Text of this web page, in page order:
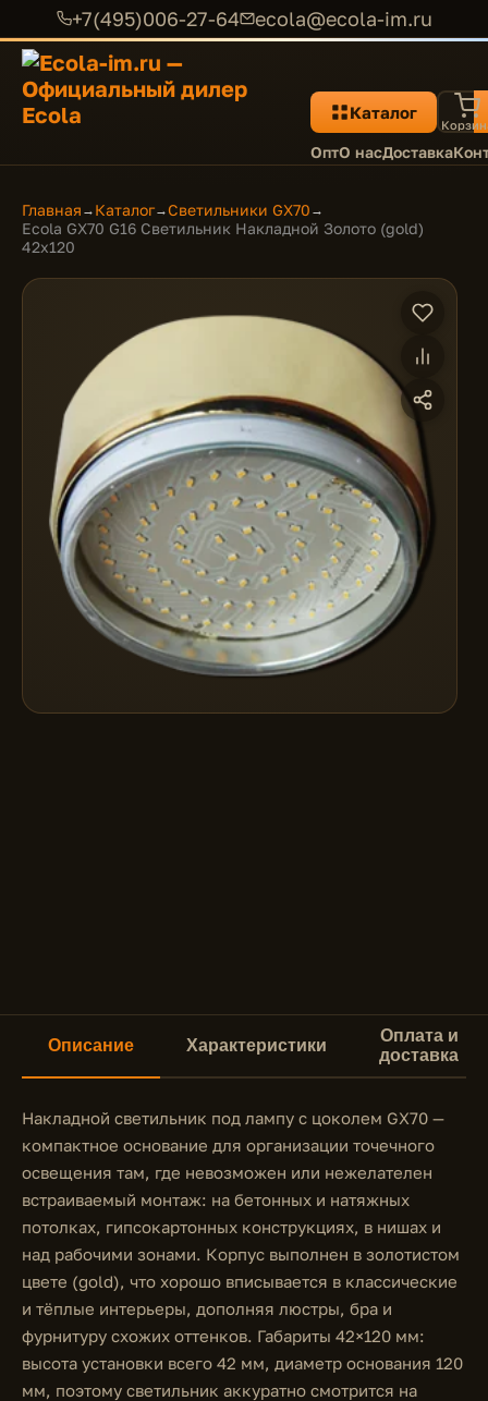
+7(495)006-27-64 ecola@ecola-im.ru
Каталог
ОптО насДоставка
Главная → Каталог→Светильники GX70 →
Ecola GX70 G16 Светильник Накладной Золото (gold)
42x120
Описание Характеристики
Оплата и
доставка
Накладной светильник под лампу с цоколем GX70 —
компактное основание для организации точечного
освещения там, где невозможен или нежелателен
встраиваемый монтаж: на бетонных и натяжных
потолках, гипсокартонных конструкциях, в нишах и
над рабочими зонами. Корпус выполнен в золотистом
цвете (gold), что хорошо вписывается в классические
и тёплые интерьеры, дополняя люстры, бра и
фурнитуру схожих оттенков. Габариты 42×120 мм:
высота установки всего 42 мм, диаметр основания 120
мм, поэтому светильник аккуратно смотрится на